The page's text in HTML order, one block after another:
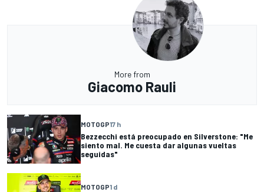
More from
Giacomo Rauli
MOTOGP17 h
Bezzecchi está preocupado en Silverstone: "Me
siento mal. Me cuesta dar algunas vueltas
seguidas"
MOTOGP1 d